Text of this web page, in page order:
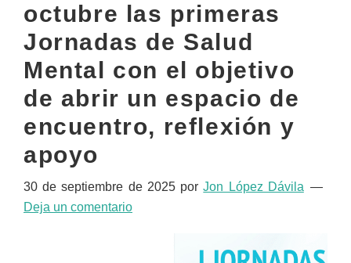
octubre las primeras
Jornadas de Salud
Mental con el objetivo
de abrir un espacio de
encuentro, reflexión y
apoyo
30 de septiembre de 2025porJon López Dávila
Deja un comentario